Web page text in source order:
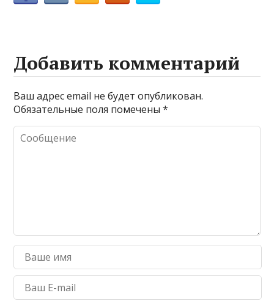
Добавить комментарий
Ваш адрес email не будет опубликован.
Обязательные поля помечены*